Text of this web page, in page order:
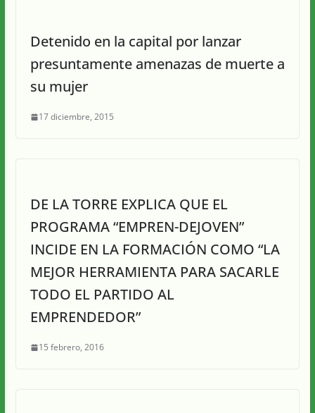
Detenido en la capital por lanzar
presuntamente amenazas de muerte a
su mujer
17 diciembre, 2015
DE LA TORRE EXPLICA QUE EL
PROGRAMA “EMPREN-DEJOVEN”
INCIDE EN LA FORMACIÓN COMO “LA
MEJOR HERRAMIENTA PARA SACARLE
TODO EL PARTIDO AL
EMPRENDEDOR”
15 febrero, 2016